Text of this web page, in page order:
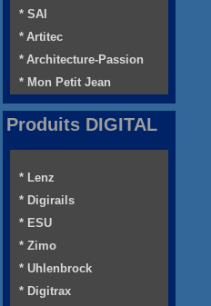
* SAI
* Artitec
* Architecture-Passion
* Mon Petit Jean
Produits DIGITAL
* Lenz
* Digirails
* ESU
* Zimo
* Uhlenbrock
* Digitrax